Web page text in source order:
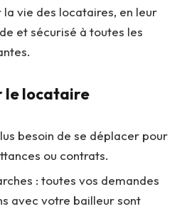
vie des locataires, en leur
et sécurisé à toutes les
le locataire
besoin de se déplacer pour
ou contrats.
: toutes vos demandes
avec votre bailleur sont